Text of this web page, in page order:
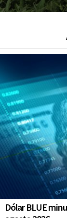
Dólar BLUE